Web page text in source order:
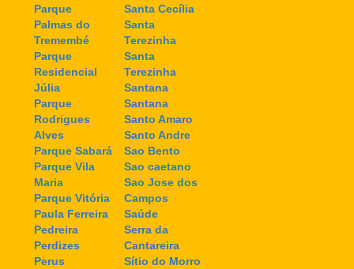
Parque
Palmas do
Tremembé
Parque
Residencial
Júlia
Parque
Rodrigues
Alves
Parque Sabará
Parque Vila
Maria
Parque Vitória
Paula Ferreira
Pedreira
Perdizes
Perus
Santa Cecília
Santa
Terezinha
Santa
Terezinha
Santana
Santana
Santo Amaro
Santo Andre
Sao Bento
Sao caetano
Sao Jose dos
Campos
Saúde
Serra da
Cantareira
Sítio do Morro